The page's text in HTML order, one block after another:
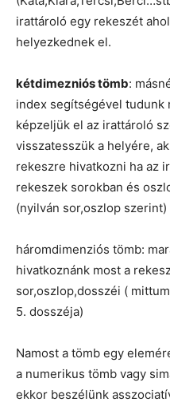
irattároló egy rekeszét
helyezkednek el.
kétdimezniós tömb:
index segítségével tudunk
képzeljük el az irattároló
visszatesszük a helyére,
rekeszre hivatkozni ha az
rekeszek sorokban és
(nyilván sor,oszlop szerint)
háromdimenziós tömb:
hivatkoznánk most a
sor,oszlop,dosszéi (
5. dosszéja)
Namost a tömb egy
a numerikus tömb vagy
ekkor beszélünk